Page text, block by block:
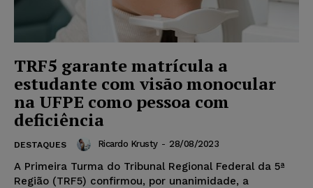
TRF5 garante matrícula a
estudante com visão monocular
na UFPE como pessoa com
deficiência
DESTAQUES Ricardo Krusty - 28/08/2023
A Primeira Turma do Tribunal Regional Federal da 5ª
Região (TRF5) confirmou, por unanimidade, a